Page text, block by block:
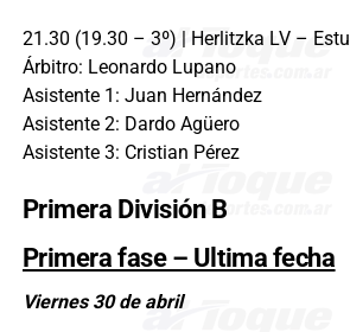
21.30 (19.30 – 3º) | Herlitzka LV –
Árbitro: Leonardo Lupano
Asistente 1: Juan Hernández
Asistente 2: Dardo Agüero
Asistente 3: Cristian Pérez
Primera División B
Primera fase – Ultima fecha
Viernes 30 de abril